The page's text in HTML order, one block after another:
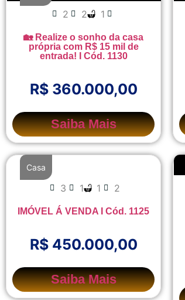
2 2 1
🏡 Realize o sonho da casa
própria com R$ 15 mil de
entrada! I Cód. 1130
R$ 360.000,00
Saiba Mais
Casa
3 1 1 2
IMÓVEL Á VENDA I Cód. 1125
R$ 450.000,00
Saiba Mais